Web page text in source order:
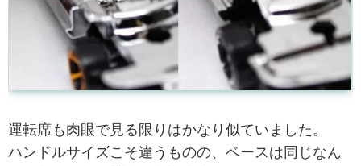
運転席も肉眼で見る限りはかなり似ていました。
ハンドルサイズこそ違うものの、ベースは同じなん